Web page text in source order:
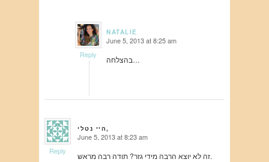
NATALIE
says: June 5, 2013 at 8:25 am
בהצלחה… Reply
היי נטלי,
says: June 5, 2013 at 8:23 am
זה לא יוצא הרבה מידי גזר? תודה רבה מראש. Reply